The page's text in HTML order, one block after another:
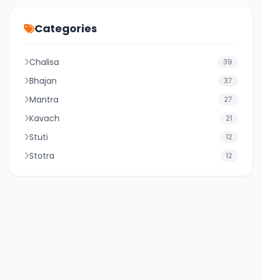
Categories
Chalisa 39
Bhajan 37
Mantra 27
Kavach 21
Stuti 12
Stotra 12